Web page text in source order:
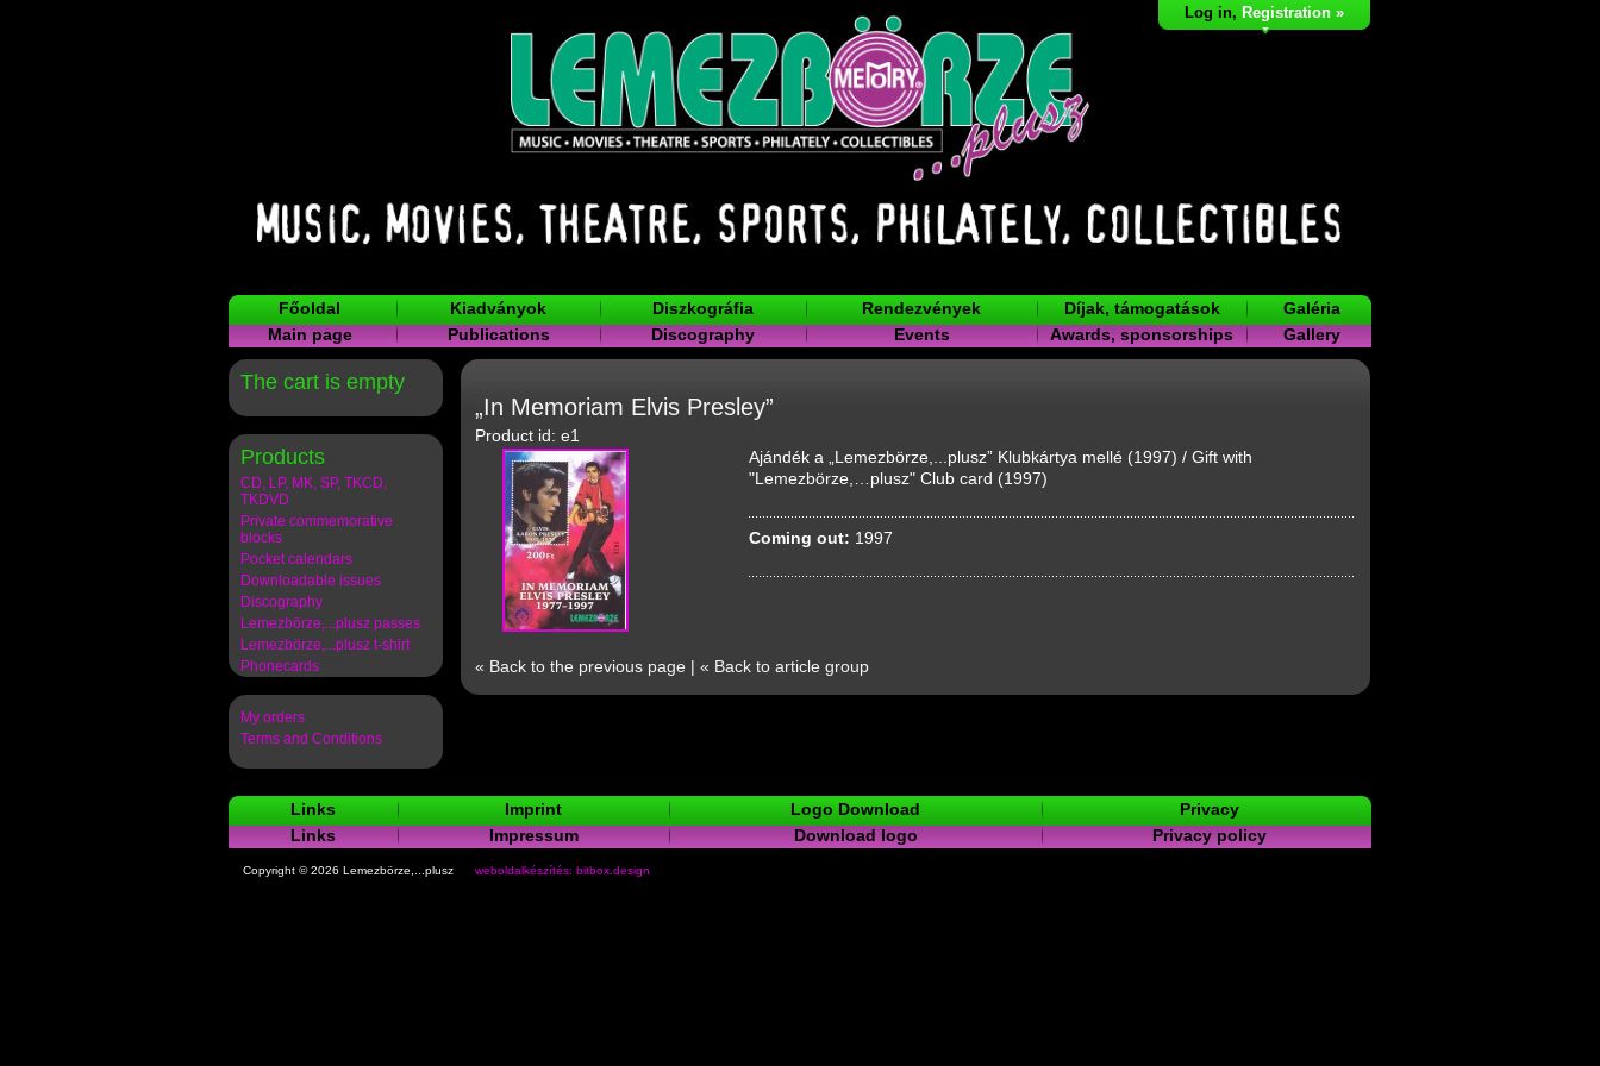
Log in, Registration »
Főoldal Kiadványok Diszkográfia Rendezvények Díjak, támogatások
Galéria
Main page
Publications Discography Events Awards, sponsorships Gallery
The cart is empty
Products
CD, LP, MK, SP, TKCD,
TKDVD
Private commemorative
blocks
Pocket calendars
Downloadable issues
Discography
Lemezbörze,...plusz passes
Lemezbörze,...plusz t-shirt
Phonecards
My orders
Terms and Conditions
„In Memoriam Elvis Presley”
Product id: e1
Ajándék a „Lemezbörze,...plusz” Klubkártya mellé (1997) / Gift with
"Lemezbörze,…plusz" Club card (1997)
Coming out: 1997
« Back to the previous page | « Back to article group
Links Imprint Logo Download
Privacy
Links
Impressum Download logo Privacy policy
Copyright © 2026 Lemezbörze,...plusz weboldalkészítés: bitbox.design